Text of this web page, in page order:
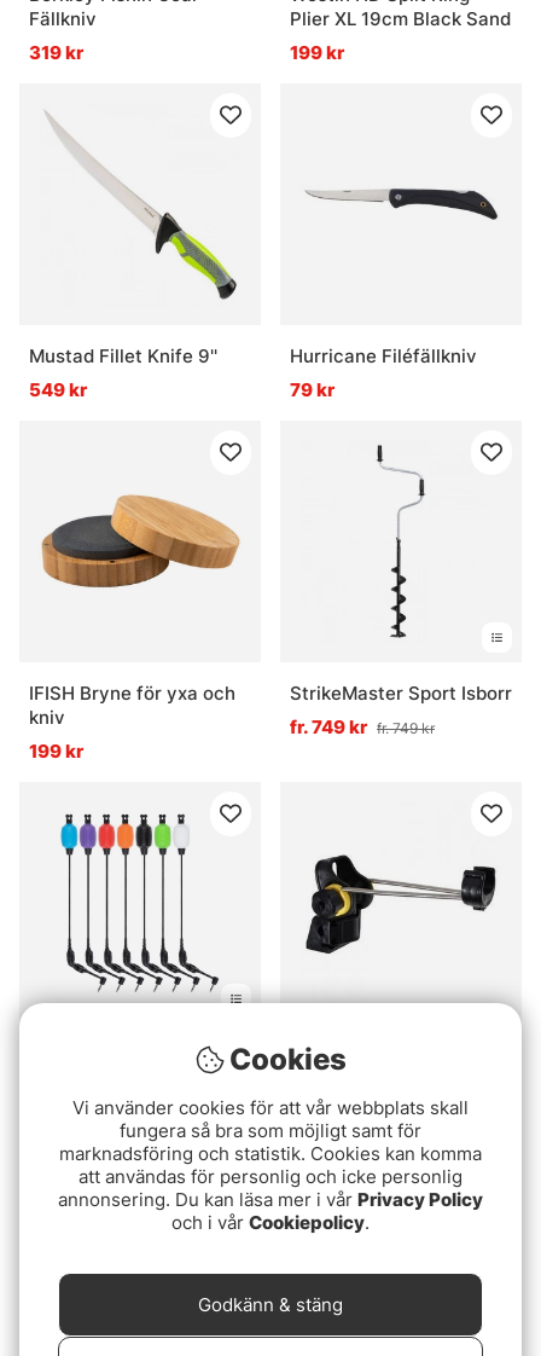
Fällkniv
319 kr
Plier XL 19cm Black Sand
199 kr
Mustad Fillet Knife 9''
549 kr
Hurricane Filéfällkniv
79 kr
IFISH Bryne för yxa och
kniv
199 kr
StrikeMaster Sport Isborr
fr. 749 kr fr. 749 kr
5.0 utav 5 stjärnor
Fox Black Label Dumpy
Halo Bobbin
Hurricane Spöhållare
Cookies
Vi använder cookies för att vår webbplats skall
fungera så bra som möjligt samt för
marknadsföring och statistik. Cookies kan komma
att användas för personlig och icke personlig
annonsering. Du kan läsa mer i vår Privacy Policy
och i vår Cookiepolicy.
Godkänn & stäng